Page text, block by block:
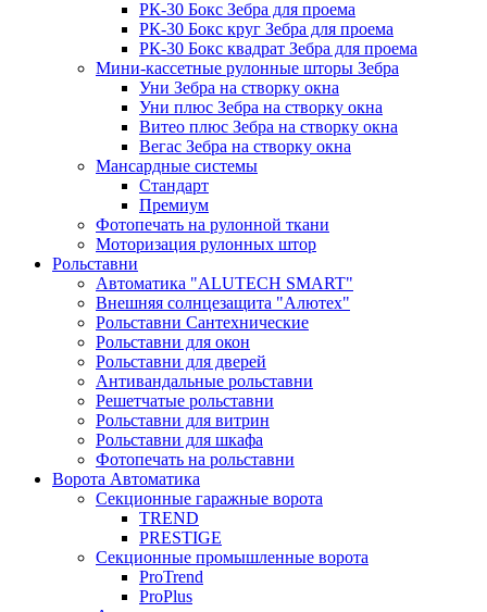
РК-30 Бокс Зебра для проема
РК-30 Бокс круг Зебра для проема
РК-30 Бокс квадрат Зебра для проема
Мини-кассетные рулонные шторы Зебра
Уни Зебра на створку окна
Уни плюс Зебра на створку окна
Витео плюс Зебра на створку окна
Вегас Зебра на створку окна
Мансардные системы
Стандарт
Премиум
Фотопечать на рулонной ткани
Моторизация рулонных штор
Рольставни
Автоматика "ALUTECH SMART"
Внешняя солнцезащита "Алютех"
Рольставни Сантехнические
Рольставни для окон
Рольставни для дверей
Антивандальные рольставни
Решетчатые рольставни
Рольставни для витрин
Рольставни для шкафа
Фотопечать на рольставни
Ворота Автоматика
Секционные гаражные ворота
TREND
PRESTIGE
Секционные промышленные ворота
ProTrend
ProPlus